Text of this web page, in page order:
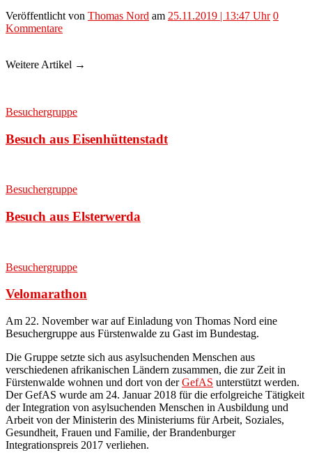
Veröffentlicht von Thomas Nord am 25.11.2019 | 13:47 Uhr 0
Kommentare
Weitere Artikel →
Besuchergruppe
Besuch aus Eisenhüttenstadt
Besuchergruppe
Besuch aus Elsterwerda
Besuchergruppe
Velomarathon
Am 22. November war auf Einladung von Thomas Nord eine
Besuchergruppe aus Fürstenwalde zu Gast im Bundestag.
Die Gruppe setzte sich aus asylsuchenden Menschen aus
verschiedenen afrikanischen Ländern zusammen, die zur Zeit in
Fürstenwalde wohnen und dort von derGefAS unterstützt werden.
Der GefAS wurde am 24. Januar 2018 für die erfolgreiche Tätigkeit
der Integration von asylsuchenden Menschen in Ausbildung und
Arbeit von der Ministerin des Ministeriums für Arbeit, Soziales,
Gesundheit, Frauen und Familie, der Brandenburger
Integrationspreis 2017 verliehen.